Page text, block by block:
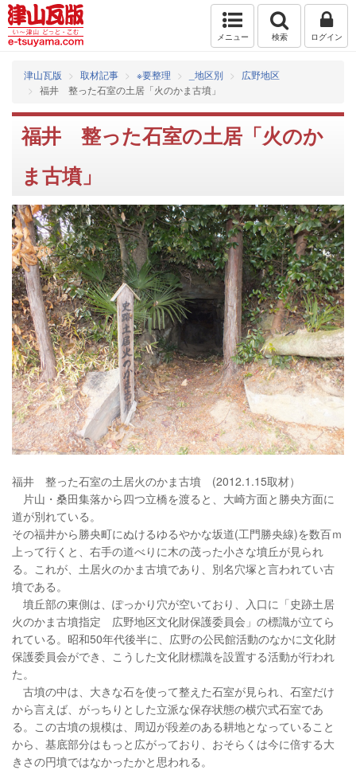
メニュー 検索 ログイン
津山瓦版 取材記事 ※要整理 _地区別
広野地区
福井 整った石室の土居「火のかま古墳」
福井 整った石室の土居「火のか
ま古墳」
福井 整った石室の土居火のかま古墳 (2012.1.15取材）
片山・桑田集落から四つ立橋を渡ると、大崎方面と勝央方面に
道が別れている。
その福井から勝央町にぬけるゆるやかな坂道(工門勝央線)を数百ｍ
上って行くと、右手の道べりに木の茂った小さな墳丘が見られ
る。これが、土居火のかま古墳であり、別名穴塚と言われてい古
墳である。
墳丘部の東側は、ぽっかり穴が空いており、入口に「史跡土居
火のかま古墳指定 広野地区文化財保護委員会」の標識が立てら
れている。昭和50年代後半に、広野の公民館活動のなかに文化財
保護委員会ができ、こうした文化財標識を設置する活動が行われ
た。
古墳の中は、大きな石を使って整えた石室が見られ、石室だけ
から言えば、がっちりとした立派な保存状態の横穴式石室であ
る。この古墳の規模は、周辺が段差のある耕地となっていること
から、基底部分はもっと広がっており、おそらくは今に倍する大
きさの円墳ではなかったかと思われる。